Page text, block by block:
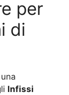
per
di
Infissi